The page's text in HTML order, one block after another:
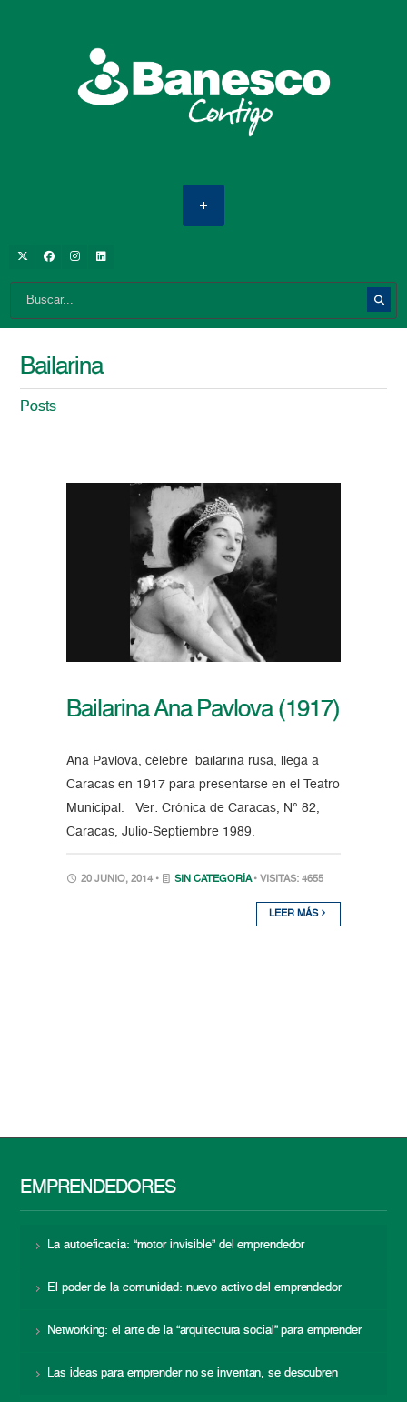
Bailarina
Posts
Bailarina Ana Pavlova (1917)
Ana Pavlova, célebre bailarina rusa, llega a
Caracas en 1917 para presentarse en el Teatro
Municipal. Ver: Crónica de Caracas, N° 82,
Caracas, Julio-Septiembre 1989.
20 JUNIO, 2014 • SIN CATEGORÍA • VISITAS: 4655
LEER MÁS
EMPRENDEDORES
La autoeficacia: “motor invisible” del emprendedor
El poder de la comunidad: nuevo activo del emprendedor
Networking: el arte de la “arquitectura social” para emprender
Las ideas para emprender no se inventan, se descubren